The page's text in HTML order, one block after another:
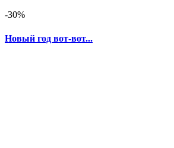
-30%
Новый год вот-вот...